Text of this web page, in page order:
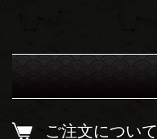
ご注文について